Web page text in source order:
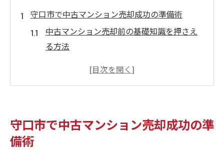
守口市で中古マンション売却成功の準備術
中古マンション売却前の基礎知識を押さえ
る方法
中古マンション売却で重要な初動準備とは
中古マンション売却査定を有利に進めるポ
守口市で中古マンション売却成功の準
備術